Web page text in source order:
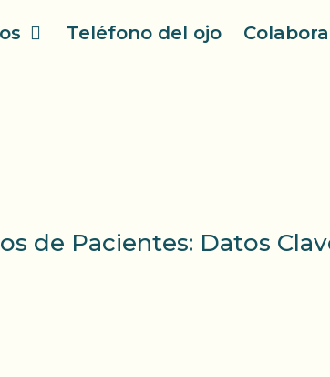
Teléfono del ojo Colabora
de Pacientes: Datos